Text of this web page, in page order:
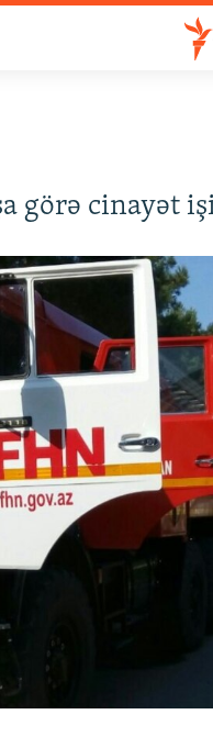
görə cinayət işi